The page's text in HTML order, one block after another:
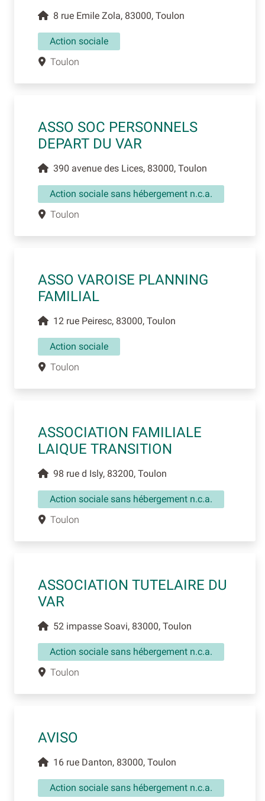
8 rue Emile Zola, 83000, Toulon
Action sociale
Toulon
ASSO SOC PERSONNELS
DEPART DU VAR
390 avenue des Lices, 83000, Toulon
Action sociale sans hébergement n.c.a.
Toulon
ASSO VAROISE PLANNING
FAMILIAL
12 rue Peiresc, 83000, Toulon
Action sociale
Toulon
ASSOCIATION FAMILIALE
LAIQUE TRANSITION
98 rue d Isly, 83200, Toulon
Action sociale sans hébergement n.c.a.
Toulon
ASSOCIATION TUTELAIRE DU
VAR
52 impasse Soavi, 83000, Toulon
Action sociale sans hébergement n.c.a.
Toulon
AVISO
16 rue Danton, 83000, Toulon
Action sociale sans hébergement n.c.a.